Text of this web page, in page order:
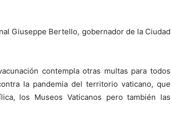
Giuseppe Bertello, gobernador de la Ciudad
contempla otras multas para todos
la pandemia del territorio vaticano, que
los Museos Vaticanos pero también las